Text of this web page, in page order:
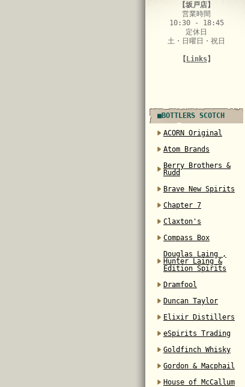
【坂戸店】
営業時間
10:30 - 18:45
定休日
土・日曜日・祝日
【 Links】
■BOTTLERS SCOTCH
ACORN Original
Atom Brands
Berry Brothers &
Rudd
Brave New Spirits
Chapter 7
Claxton's
Compass Box
Douglas Laing ,
Hunter Laing &
Edition Spirits
Dramfool
Duncan Taylor
Elixir Distillers
eSpirits Trading
Goldfinch Whisky
Gordon & Macphail
House of McCallum